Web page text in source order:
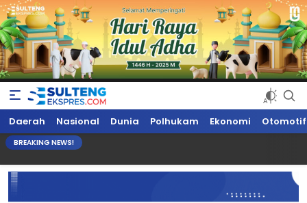
Sultengekspres.com
Berita Seputar Sulteng Hari Ini, Update Terkini, Suaranya Rakyat
Sulteng
Daerah Nasional Dunia Polhukam Ekonomi Otomotif
BREAKING NEWS!